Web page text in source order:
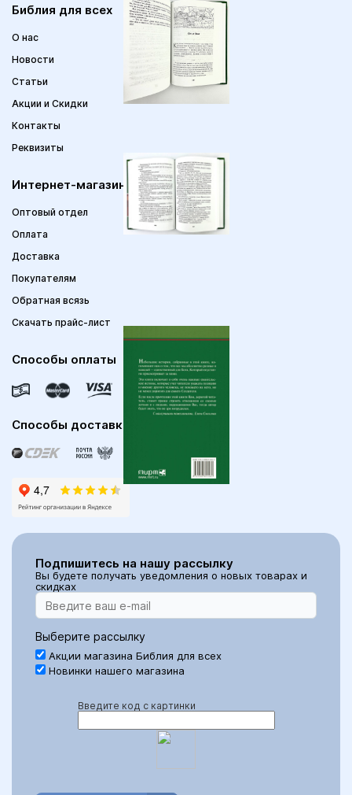
Библия для всех
О нас
Новости
Статьи
Акции и Скидки
Контакты
Реквизиты
Интернет-магазин
Оптовый отдел
Оплата
Доставка
Покупателям
Обратная всязь
Скачать прайс-лист
Способы оплаты
Способы доставки
Подпишитесь на нашу рассылку
Вы будете получать уведомления о новых товарах и
скидках
Выберите рассылку
Акции магазина Библия для всех
Новинки нашего магазина
Введите код с картинки